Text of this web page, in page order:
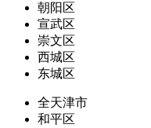
朝阳区
宣武区
崇文区
西城区
东城区
全天津市
和平区